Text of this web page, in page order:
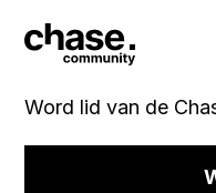
Word lid van de